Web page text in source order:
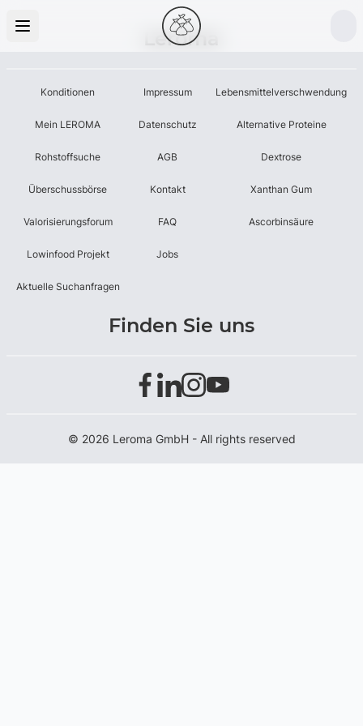
Leroma
Konditionen
Mein LEROMA
Rohstoffsuche
Überschussbörse
Valorisierungsforum
Lowinfood Projekt
Aktuelle Suchanfragen
Impressum
Datenschutz
AGB
Kontakt
FAQ
Jobs
Lebensmittelverschwendung
Alternative Proteine
Dextrose
Xanthan Gum
Ascorbinsäure
Finden Sie uns
© 2026 Leroma GmbH - All rights reserved